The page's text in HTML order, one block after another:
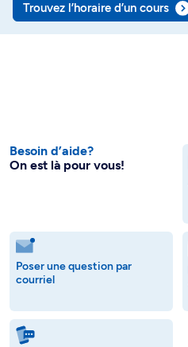
Trouvez l’horaire d’un cours
Besoin d’aide?
On est là pour vous!
Poser une question par
courriel